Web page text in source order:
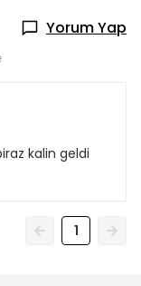
Yorum Yap
kalin geldi
1